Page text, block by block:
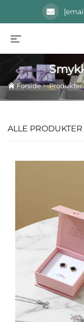
Forside>Produkter
ALLE PRODUKTER